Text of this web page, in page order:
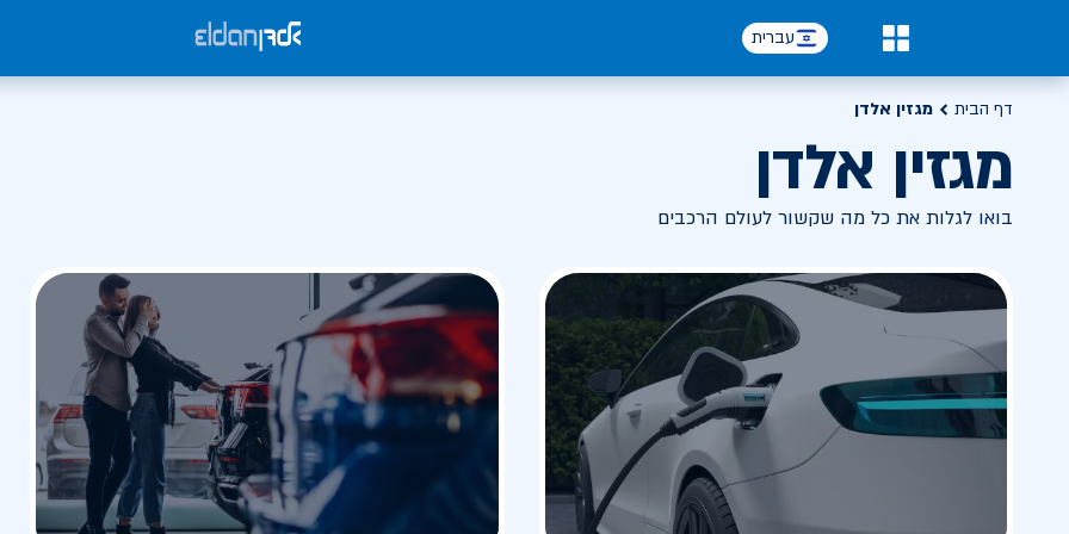
עברית
דף הבית מגזין אלדן
מגזין אלדן
בואו לגלות את כל מה שקשור לעולם הרכבים